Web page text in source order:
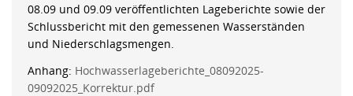
08.09 und 09.09 veröffentlichten Lageberichte sowie der
Schlussbericht mit den gemessenen Wasserständen
und Niederschlagsmengen.
Anhang: Hochwasserlageberichte_08092025-
09092025_Korrektur.pdf